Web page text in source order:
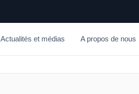
Actualités et médias A propos de nous